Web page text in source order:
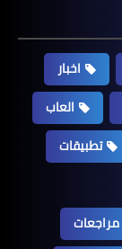
اخبار
العاب
تطبيقات
مراجعات